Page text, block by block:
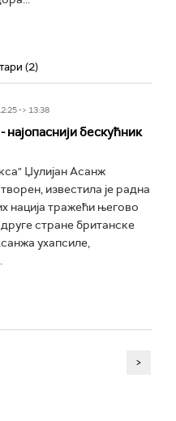
(2)
-> 13:38
најопаснији бескућник
Џулијан Асанж
известила је радна
нација тражећи његово
стране британске
ухапсиле,
>